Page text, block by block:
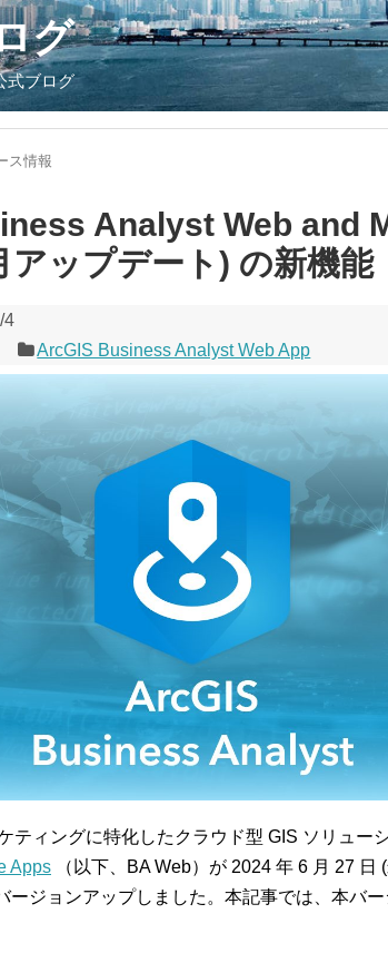
グ
式ブログ
ス情報
Analyst Web and
アップデート) の新機能
4
ArcGIS Business Analyst Web App
ティングに特化したクラウド型 GIS ソリュー
Apps （以下、BA Web）が 2024 年 6 月 27 日
ージョンアップしました。本記事では、本バ